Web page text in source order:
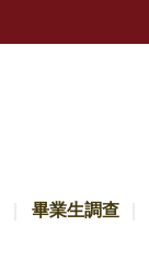
畢業生調查